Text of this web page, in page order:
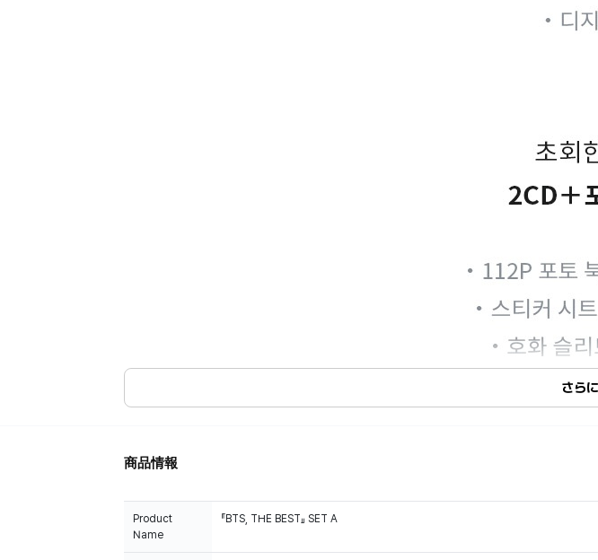
さら
商品情報
Product
Name
『BTS, THE BEST』 SET A